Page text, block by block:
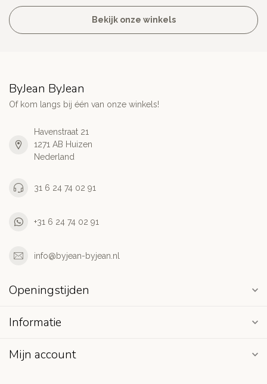
Bekijk onze winkels
ByJean ByJean
Of kom langs bij één van onze winkels!
Havenstraat 21
1271 AB Huizen
Nederland
31 6 24 74 02 91
+31 6 24 74 02 91
info@byjean-byjean.nl
Openingstijden
Informatie
Mijn account